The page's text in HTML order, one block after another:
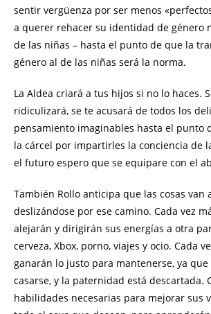
sentir vergüenza por ser menos
a querer rehacer su identidad de género
de las niñas – hasta el punto de que la
género al de las niñas será la norma.
La Aldea criará a tus hijos si no lo haces.
ridiculizará, se te acusará de todos los
pensamiento imaginables hasta el punto
la cárcel por impartirles la conciencia de
el futuro espero que se equipare con el
También Rollo anticipa que las cosas van
deslizándose por ese camino. Cada vez
alejarán y dirigirán sus energías a otra
cerveza, Xbox, porno, viajes y ocio. Cada
ganarán lo justo para mantenerse, ya
casarse, y la paternidad está descartada.
habilidades necesarias para mejorar sus